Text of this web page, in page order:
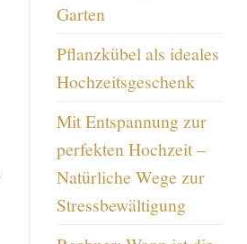
Garten
Pflanzkübel als ideales
Hochzeitsgeschenk
Mit Entspannung zur
perfekten Hochzeit –
Natürliche Wege zur
Stressbewältigung